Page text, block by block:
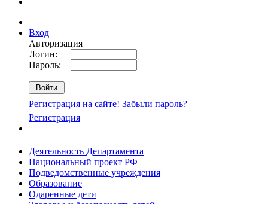
Вход
Авторизация
Логин:
Пароль:
Регистрация на сайте! Забыли пароль?
Регистрация
Деятельность Департамента
Национальный проект РФ
Подведомственные учреждения
Образование
Одаренные дети